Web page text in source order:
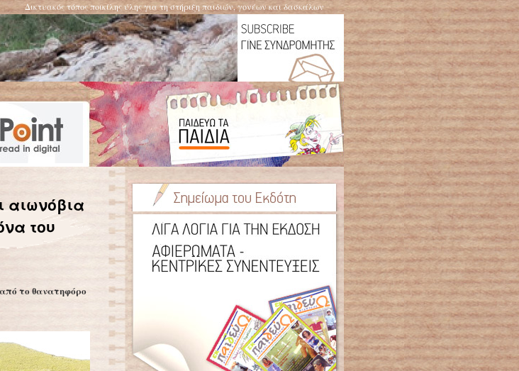
Δικτυακός τόπος ποικίλης ύλης για τη στήριξη παιδιών, γονέων και δασκάλων
αιωνόβια
του
το θανατηφόρο